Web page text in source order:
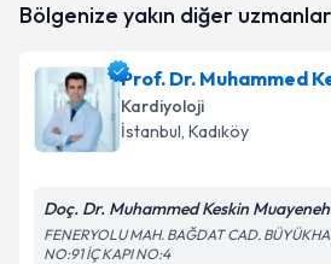
Bölgenize yakın diğer uzmanlar
Prof. Dr. Muhammed
Kardiyoloji
İstanbul, Kadıköy
Doç. Dr. Muhammed Keskin
FENERYOLU MAH. BAĞDAT CAD.
NO:91 İÇ KAPI NO:4